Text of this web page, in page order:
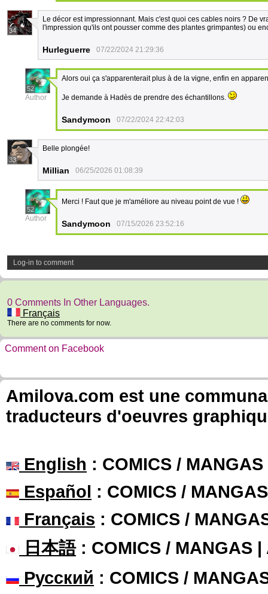
34
Le décor est impressionnant. Mais c'est quoi ces cables noirs ? De
l'impression qu'ils ont pousser comme des plantes grimpantes) ou
Hurleguerre 07/22/2024 21:29:36
52
Author
Alors oui ça s'apparenterait plus à de la vigne, enfin en
Je demande à Hadès de prendre des échantillons.
Sandymoon 07/22/2024 22:42:03
33
Belle plongée!
Millian 06/25/2026 01:08:39
52
Author
Merci ! Faut que je m'améliore au niveau point de vue !
Sandymoon 07/15/2026 23:52:16
Log-in to comment
0 Comments In Other Languages.
Français
There are no comments for now.
Comment on Facebook
Amilova.com est une
traducteurs d'oeuvres
English : COMICS /
Español : COMICS /
Français : COMICS /
日本語: COMICS / MANGAS |
Русский : COMICS /